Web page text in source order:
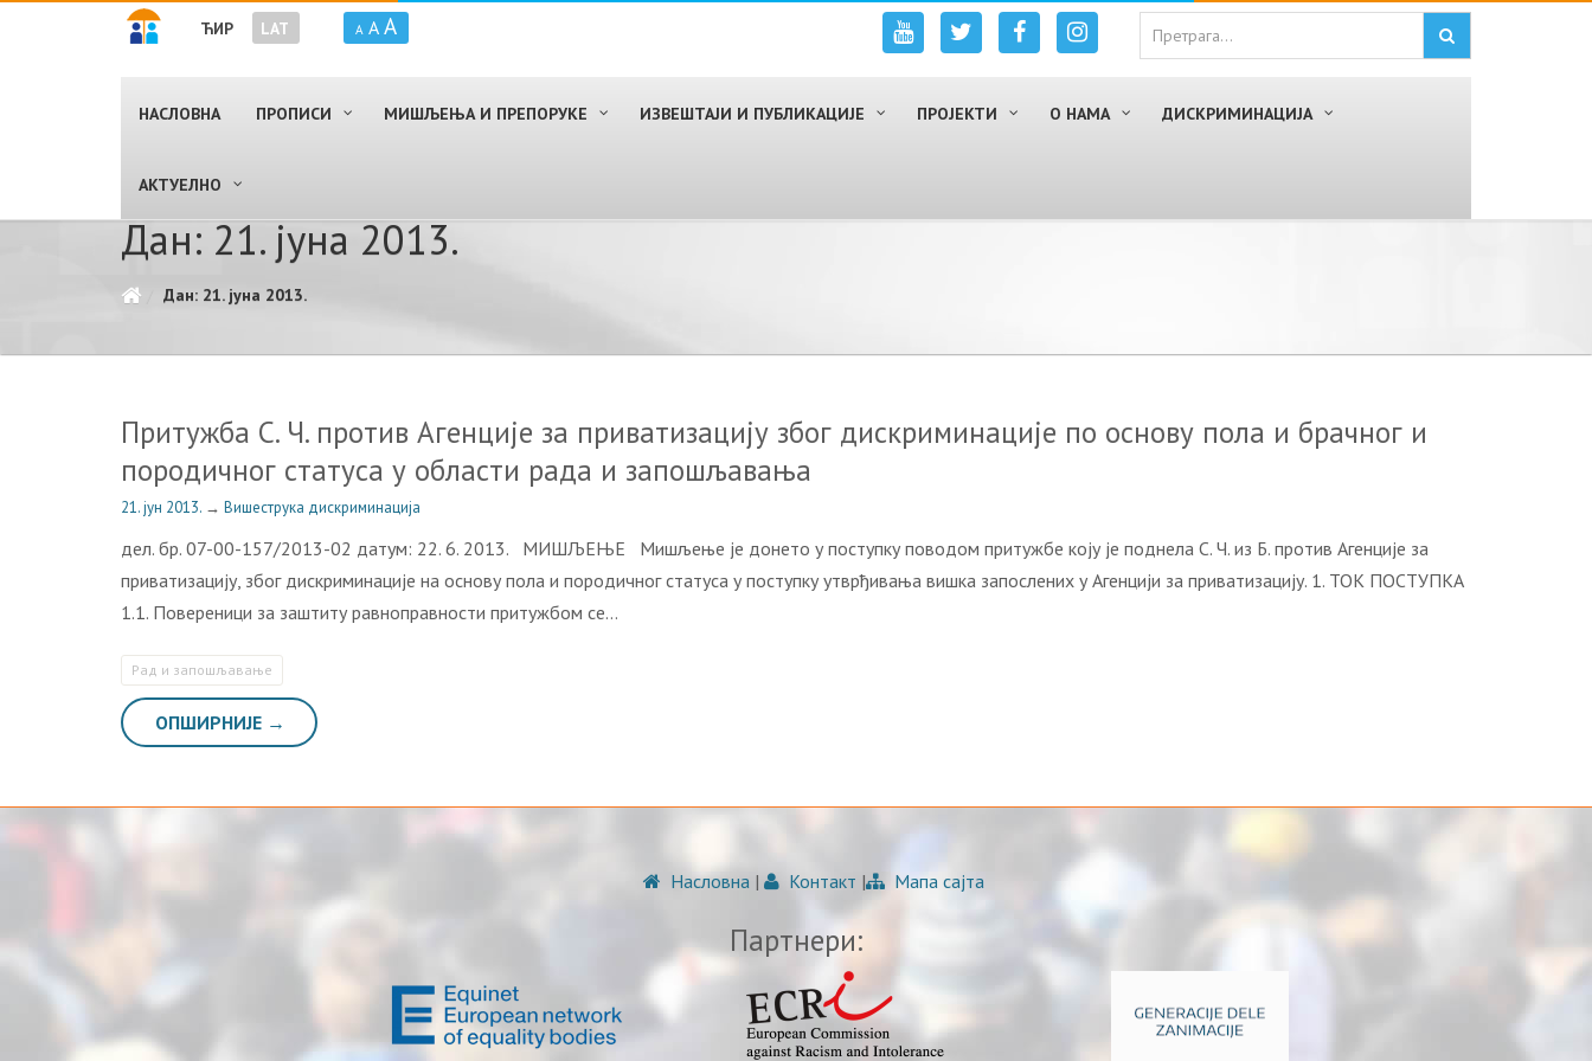
ЋИР LAT A A A
НАСЛОВНА ПРОПИСИ МИШЉЕЊА И ПРЕПОРУКЕ ИЗВЕШТАЈИ И ПУБЛИКАЦИЈЕ ПРОЈЕКТИ О НАМА ДИСКРИМИНАЦИЈА
AКТУЕЛНО
Дан: 21. јуна 2013.
Дан: 21. јуна 2013.
Притужба С. Ч. против Агенције за приватизацију због дискриминације по основу пола и брачног и
породичног статуса у области рада и запошљавања
21. јун 2013. → Вишеструка дискриминација
дел. бр. 07-00-157/2013-02 датум: 22. 6. 2013. МИШЉЕЊЕ Мишљење је донето у поступку поводом притужбе коју je поднелa С. Ч. из Б. против Агенције за
приватизацију, због дискриминације на основу пола и породичног статуса у поступку утврђивања вишка запослених у Агенцији за приватизацију. 1. ТОК ПОСТУПКА
1.1. Повереници за заштиту равноправности притужбом се…
Рaд и зaпoшљaвaњe
ОПШИРНИЈЕ →
Насловна | Контакт | Мапа сајта
Партнери: